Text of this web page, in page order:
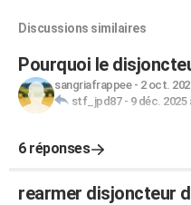
Discussions similaires
Pourquoi le
sangriafrappee- 2 oct.
stf_jpd87- 9 déc. 2025
6 réponses
rearmer disjoncteur